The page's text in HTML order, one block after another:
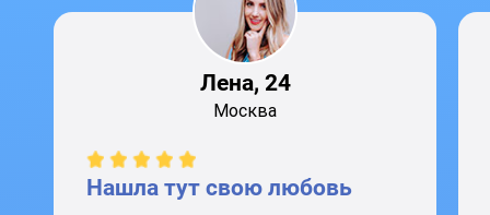
Лена, 24
Москва
Нашла тут свою любовь